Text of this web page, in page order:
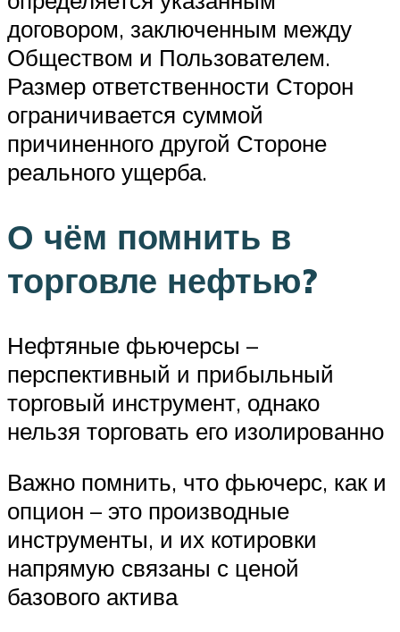
договором, заключенным между
Обществом и Пользователем.
Размер ответственности Сторон
ограничивается суммой
причиненного другой Стороне
реального ущерба.
О чём помнить в
торговле нефтью?
Нефтяные фьючерсы –
перспективный и прибыльный
торговый инструмент, однако
нельзя торговать его изолированно
Важно помнить, что фьючерс, как и
опцион – это производные
инструменты, и их котировки
напрямую связаны с ценой
базового актива